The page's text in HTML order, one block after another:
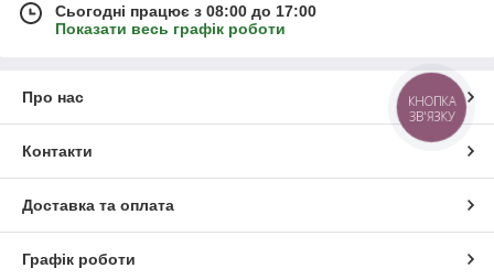
Сьогодні працює з 08:00 до 17:00
Показати весь графік роботи
Про нас
Контакти
Доставка та оплата
Графік роботи
КНОПКА
ЗВ'ЯЗКУ